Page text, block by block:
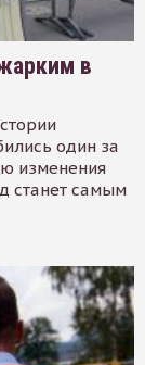
в
один за
изменения
станет самым